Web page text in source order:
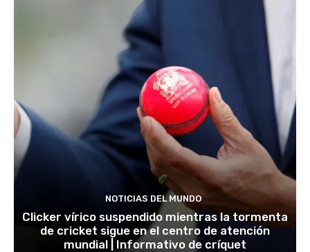
NOTICIAS DEL MUNDO
Clicker vírico suspendido mientras la tormenta
de cricket sigue en el centro de atención
mundial | Informativo de críquet